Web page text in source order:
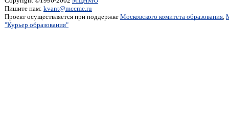
Пишите нам: kvant@mccme.ru
Проект осуществляется при поддержке Московского комитета образования,
"Курьер образования"